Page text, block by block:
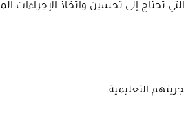
تحتاج إلى تحسين واتخاذ الإجراءات